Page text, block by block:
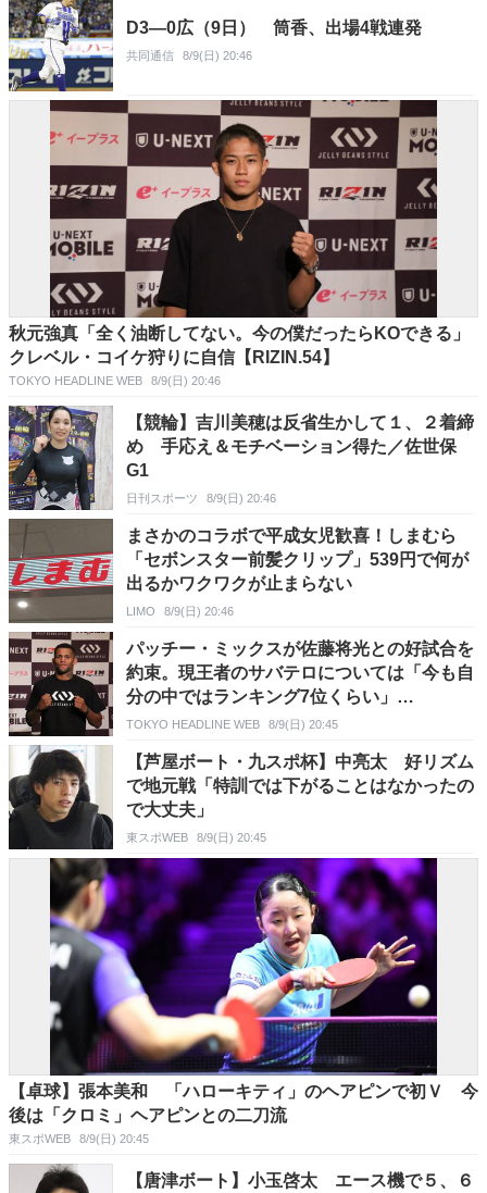
D3―0広（9日） 筒香、出場4戦連発
共同通信 8/9(日) 20:46
秋元強真「全く油断してない。今の僕だったらKOできる」
クレベル・コイケ狩りに自信【RIZIN.54】
TOKYO HEADLINE WEB 8/9(日) 20:46
【競輪】吉川美穂は反省生かして１、２着締
め 手応え＆モチベーション得た／佐世保
G1
日刊スポーツ 8/9(日) 20:46
まさかのコラボで平成女児歓喜！しまむら
「セボンスター前髪クリップ」539円で何が
出るかワクワクが止まらない
LIMO 8/9(日) 20:46
パッチー・ミックスが佐藤将光との好試合を
約束。現王者のサバテロについては「今も自
分の中ではランキング7位くらい」
【RIZIN.54】
TOKYO HEADLINE WEB 8/9(日) 20:45
【芦屋ボート・九スポ杯】中亮太 好リズム
で地元戦「特訓では下がることはなかったの
で大丈夫」
東スポWEB 8/9(日) 20:45
【卓球】張本美和 「ハローキティ」のヘアピンで初Ｖ 今
後は「クロミ」ヘアピンとの二刀流
東スポWEB 8/9(日) 20:45
【唐津ボート】小玉啓太 エース機で５、６